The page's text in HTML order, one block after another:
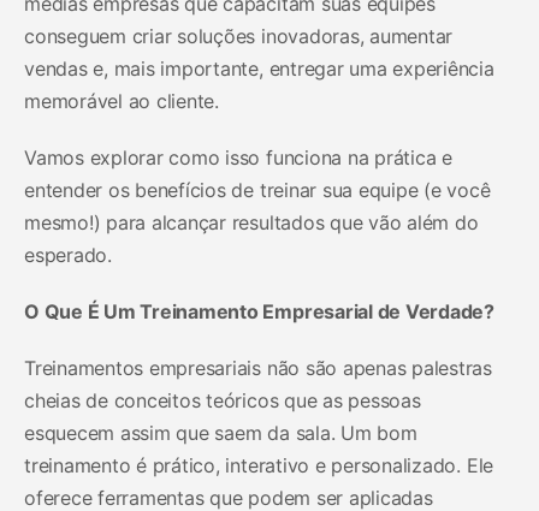
conseguem criar soluções inovadoras, aumentar
vendas e, mais importante, entregar uma experiência
memorável ao cliente.
Vamos explorar como isso funciona na prática e
entender os benefícios de treinar sua equipe (e você
mesmo!) para alcançar resultados que vão além do
esperado.
O Que É Um Treinamento Empresarial de Verdade?
Treinamentos empresariais não são apenas palestras
cheias de conceitos teóricos que as pessoas
esquecem assim que saem da sala. Um bom
treinamento é prático, interativo e personalizado. Ele
oferece ferramentas que podem ser aplicadas